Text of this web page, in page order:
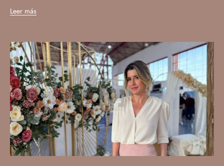
Leer más